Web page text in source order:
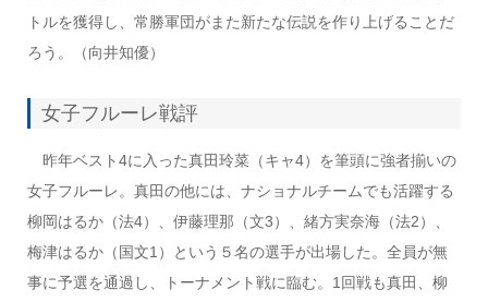
トルを獲得し、常勝軍団がまた新たな伝説を作り上げることだ
ろう。（向井知優）
女子フルーレ戦評
昨年ベスト4に入った真田玲菜（キャ4）を筆頭に強者揃いの
女子フルーレ。真田の他には、ナショナルチームでも活躍する
柳岡はるか（法4）、伊藤理那（文3）、緒方実奈海（法2）、
梅津はるか（国文1）という５名の選手が出場した。全員が無
事に予選を通過し、トーナメント戦に臨む。1回戦も真田、柳